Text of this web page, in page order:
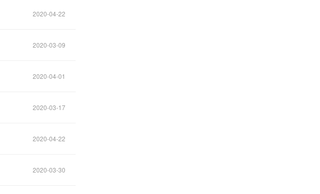
2020-04-22
2020-03-09
2020-04-01
2020-03-17
2020-04-22
2020-03-30